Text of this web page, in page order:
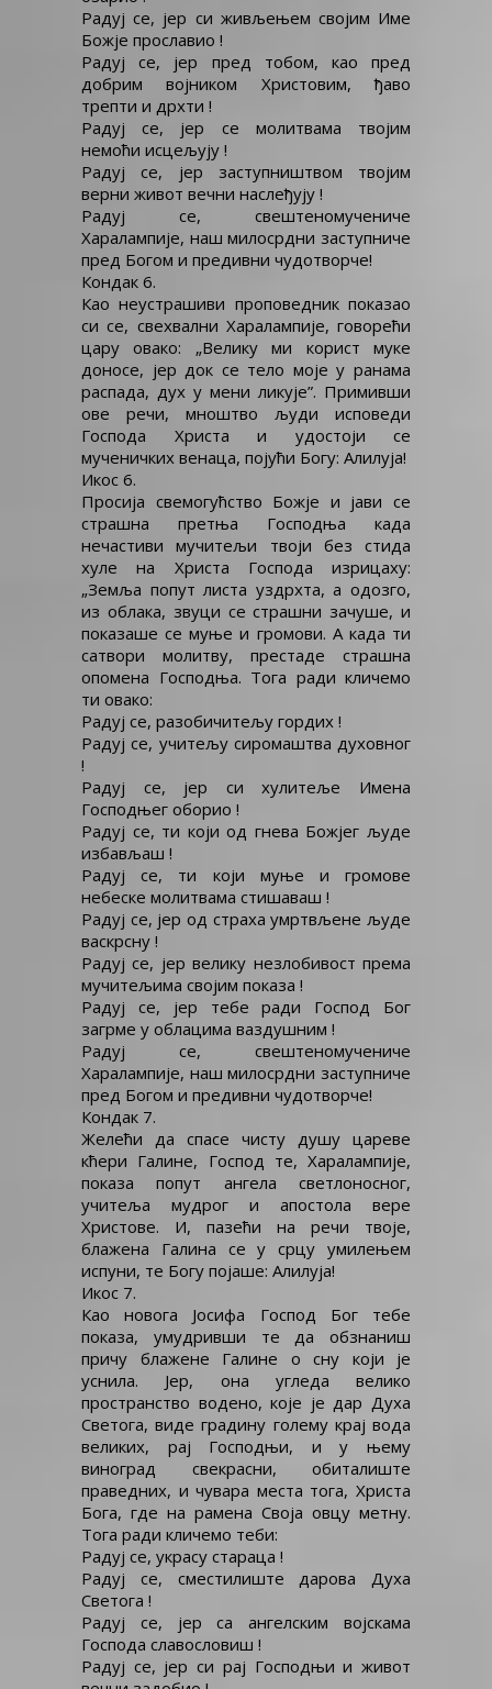
Радуј се, јер си живљењем својим Име
Божје прославио !
Радуј се, јер пред тобом, као пред
добрим војником Христовим, ђаво
трепти и дрхти !
Радуј се, јер се молитвама твојим
немоћи исцељују !
Радуј се, јер заступништвом твојим
верни живот вечни наслеђују !
Радуј се, свештеномучениче
Харалампије, наш милосрдни заступниче
пред Богом и предивни чудотворче!
Кондак 6.
Као неустрашиви проповедник показао
си се, свехвални Харалампије, говорећи
цару овако: „Велику ми корист муке
доносе, јер док се тело моје у ранама
распада, дух у мени ликује”. Примивши
ове речи, мноштво људи исповеди
Господа Христа и удостоји се
мученичких венаца, појући Богу: Алилуја!
Икос 6.
Просија свемогућство Божје и јави се
страшна претња Господња када
нечастиви мучитељи твоји без стида
хуле на Христа Господа изрицаху:
„Земља попут листа уздрхта, а одозго,
из облака, звуци се страшни зачуше, и
показаше се муње и громови. А када ти
сатвори молитву, престаде страшна
опомена Господња. Тога ради кличемо
ти овако:
Радуј се, разобичитељу гордих !
Радуј се, учитељу сиромаштва духовног
!
Радуј се, јер си хулитеље Имена
Господњег оборио !
Радуј се, ти који од гнева Божјег људе
избављаш !
Радуј се, ти који муње и громове
небеске молитвама стишаваш !
Радуј се, јер од страха умртвљене људе
васкрсну !
Радуј се, јер велику незлобивост према
мучитељима својим показа !
Радуј се, јер тебе ради Господ Бог
загрме у облацима ваздушним !
Радуј се, свештеномучениче
Харалампије, наш милосрдни заступниче
пред Богом и предивни чудотворче!
Кондак 7.
Желећи да спасе чисту душу цареве
кћери Галине, Господ те, Харалампије,
показа попут ангела светлоносног,
учитеља мудрог и апостола вере
Христове. И, пазећи на речи твоје,
блажена Галина се у срцу умилењем
испуни, те Богу појаше: Алилуја!
Икос 7.
Као новога Јосифа Господ Бог тебе
показа, умудривши те да обзнаниш
причу блажене Галине о сну који је
уснила. Јер, она угледа велико
пространство водено, које је дар Духа
Светога, виде градину голему крај вода
великих, рај Господњи, и у њему
виноград свекрасни, обиталиште
праведних, и чувара места тога, Христа
Бога, где на рамена Своја овцу метну.
Тога ради кличемо теби:
Радуј се, украсу стараца !
Радуј се, сместилиште дарова Духа
Светога !
Радуј се, јер са ангелским војскама
Господа славословиш !
Радуј се, јер си рај Господњи и живот